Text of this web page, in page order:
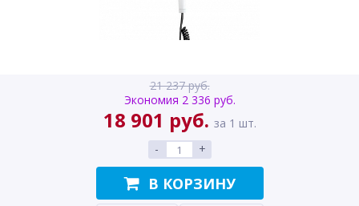
21 237 руб.
Экономия 2 336 руб.
18 901 руб. за 1 шт.
-
+
В КОРЗИНУ